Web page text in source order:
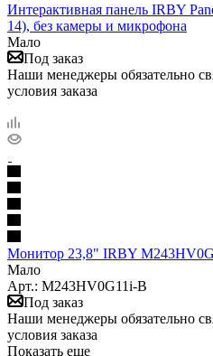
Интерактивная панель IRBY
14), без камеры и микрофона
Мало
Под заказ
Наши менеджеры обязательно
условия заказа
Монитор 23,8" IRBY
Мало
Арт.: M243HV0G11i-B
Под заказ
Наши менеджеры обязательно
условия заказа
Показать еще